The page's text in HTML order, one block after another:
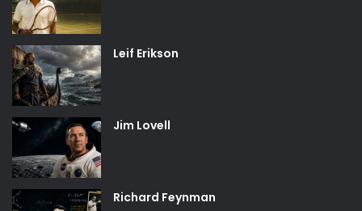
Leif Erikson
Jim Lovell
Richard Feynman